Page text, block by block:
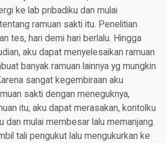
ke lab pribadiku dan mulai
ramuan sakti itu. Penelitian
tes, hari demi hari berlalu. Hingga
aku dapat menyelesaikan ramuan
banyak ramuan lainnya yg mungkin
sangat kegembiraan aku
sakti dengan meneguknya,
itu, aku dapat merasakan, kontolku
dan mulai membesar lalu memanjang.
tali pengukut lalu mengukurkan ke